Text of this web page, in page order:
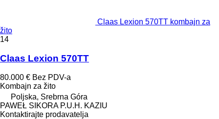
Claas Lexion 570TT kombajn za
žito
14
Claas Lexion 570TT
80.000 € Bez PDV-a
Kombajn za žito
Poljska, Srebrna Góra
PAWEŁ SIKORA P.U.H. KAZIU
Kontaktirajte prodavatelja